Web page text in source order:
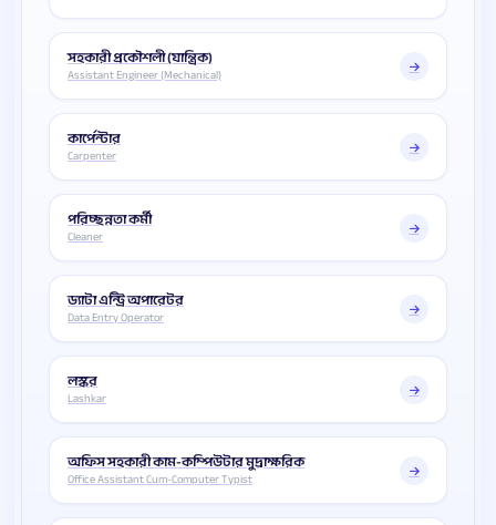
সহকারী প্রকৌশলী (যান্ত্রিক)
Assistant Engineer (Mechanical)
কার্পেন্টার
Carpenter
পরিচ্ছন্নতা কর্মী
Cleaner
ড্যাটা এন্ট্রি অপারেটর
Data Entry Operator
লস্কর
Lashkar
অফিস সহকারী কাম-কম্পিউটার মুদ্রাক্ষরিক
Office Assistant Cum-Computer Typist